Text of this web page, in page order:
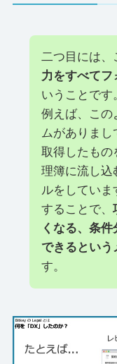
二つ目には、
力をすべてフ
いうことです
例えば、この
ムがありまし
取得したもの
理簿に流し込
ルをしていま
することで、
くなる、条
できるという
す。